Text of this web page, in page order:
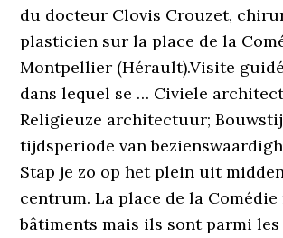
du docteur Clovis Crouzet,
plasticien sur la place de la
Montpellier (Hérault).Visite
dans lequel se … Civiele
Religieuze architectuur;
tijdsperiode van
Stap je zo op het plein uit
centrum. La place de la
bâtiments mais ils sont parmi